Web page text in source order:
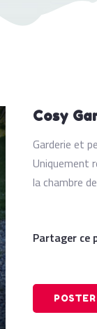
Cosy
Garderie et
Uniquement
la chambre
Partager ce